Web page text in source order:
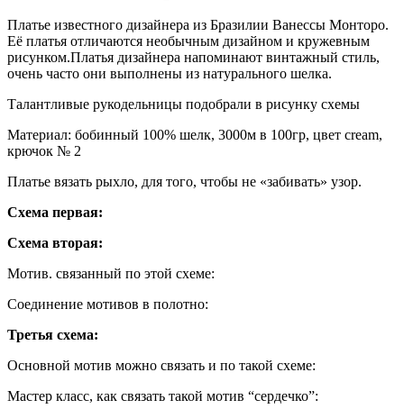
Платье известного дизайнера из Бразилии Ванессы Монторо.
Её платья отличаются необычным дизайном и кружевным
рисунком.Платья дизайнера напоминают винтажный стиль,
очень часто они выполнены из натурального шелка.
Талантливые рукодельницы подобрали в рисунку схемы
Материал: бобинный 100% шелк, 3000м в 100гр, цвет cream,
крючок № 2
Платье вязать рыхло, для того, чтобы не «забивать» узор.
Схема первая:
Схема вторая:
Мотив. связанный по этой схеме:
Соединение мотивов в полотно:
Третья схема:
Основной мотив можно связать и по такой схеме:
Мастер класс, как связать такой мотив “сердечко”: